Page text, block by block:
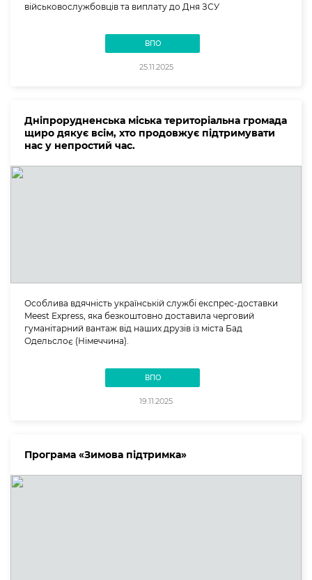
військовослужбовців та виплату до Дня ЗСУ
ВПО
25.11.2025
Дніпрорудненська міська територіальна громада
щиро дякує всім, хто продовжує підтримувати
нас у непростий час.
Особлива вдячність українській службі експрес-доставки
Meest Express, яка безкоштовно доставила черговий
гуманітарний вантаж від наших друзів із міста Бад
Одельслоє (Німеччина).
ВПО
19.11.2025
Програма «Зимова підтримка»